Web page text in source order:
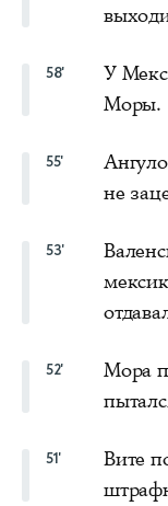
58'
У
Моры.
55'
не
53'
52'
Мора
51'
Вите